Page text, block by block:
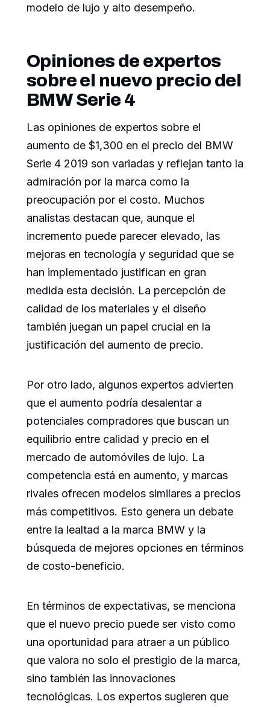
modelo de lujo y alto desempeño.
Opiniones de expertos
sobre el nuevo precio del
BMW Serie 4
Las opiniones de expertos sobre el
aumento de $1,300 en el precio del BMW
Serie 4 2019 son variadas y reflejan tanto la
admiración por la marca como la
preocupación por el costo. Muchos
analistas destacan que, aunque el
incremento puede parecer elevado, las
mejoras en tecnología y seguridad que se
han implementado justifican en gran
medida esta decisión. La percepción de
calidad de los materiales y el diseño
también juegan un papel crucial en la
justificación del aumento de precio.
Por otro lado, algunos expertos advierten
que el aumento podría desalentar a
potenciales compradores que buscan un
equilibrio entre calidad y precio en el
mercado de automóviles de lujo. La
competencia está en aumento, y marcas
rivales ofrecen modelos similares a precios
más competitivos. Esto genera un debate
entre la lealtad a la marca BMW y la
búsqueda de mejores opciones en términos
de costo-beneficio.
En términos de expectativas, se menciona
que el nuevo precio puede ser visto como
una oportunidad para atraer a un público
que valora no solo el prestigio de la marca,
sino también las innovaciones
tecnológicas. Los expertos sugieren que